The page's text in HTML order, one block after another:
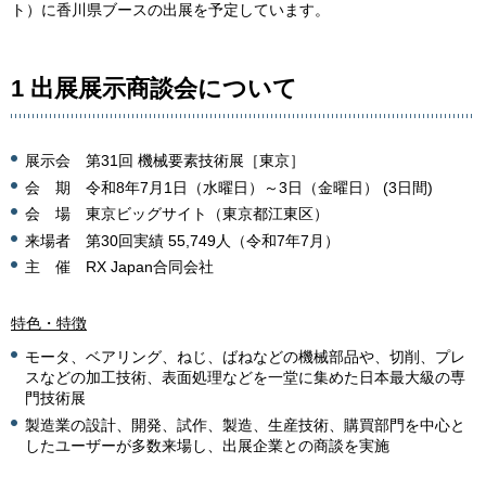
ト）に香川県ブースの出展を予定しています。
1 出展展示商談会について
展示会 第31回 機械要素技術展［東京］
会 期 令和8年7月1日（水曜日）～3日（金曜日） (3日間)
会 場 東京ビッグサイト（東京都江東区）
来場者 第30回実績 55,749人（令和7年7月）
主 催 RX Japan合同会社
特色・特徴
モータ、ベアリング、ねじ、ばねなどの機械部品や、切削、プレ
スなどの加工技術、表面処理などを一堂に集めた日本最大級の専
門技術展
製造業の設計、開発、試作、製造、生産技術、購買部門を中心と
したユーザーが多数来場し、出展企業との商談を実施